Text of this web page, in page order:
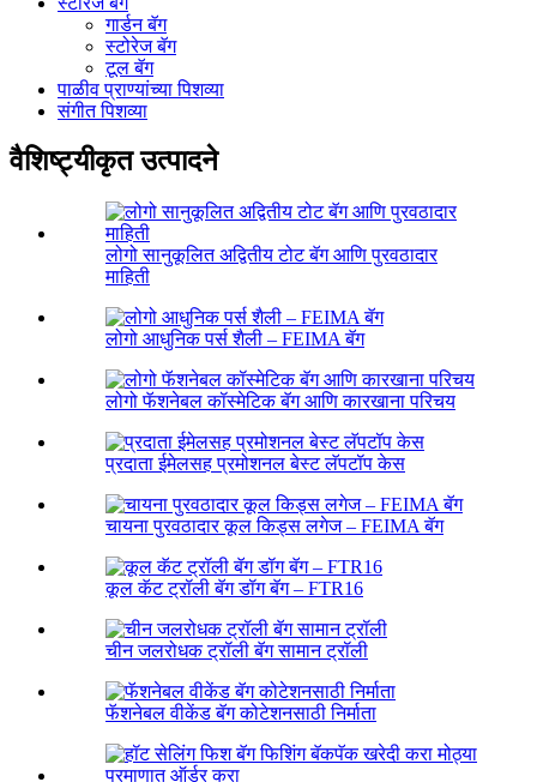
गार्डन बॅग
स्टोरेज बॅग
टूल बॅग
पाळीव प्राण्यांच्या पिशव्या
संगीत पिशव्या
वैशिष्ट्यीकृत उत्पादने
लोगो सानुकूलित अद्वितीय टोट बॅग आणि पुरवठादार
माहिती
लोगो आधुनिक पर्स शैली – FEIMA बॅग
लोगो फॅशनेबल कॉस्मेटिक बॅग आणि कारखाना परिचय
प्रदाता ईमेलसह प्रमोशनल बेस्ट लॅपटॉप केस
चायना पुरवठादार कूल किड्स लगेज – FEIMA बॅग
कूल कॅट ट्रॉली बॅग डॉग बॅग – FTR16
चीन जलरोधक ट्रॉली बॅग सामान ट्रॉली
फॅशनेबल वीकेंड बॅग कोटेशनसाठी निर्माता